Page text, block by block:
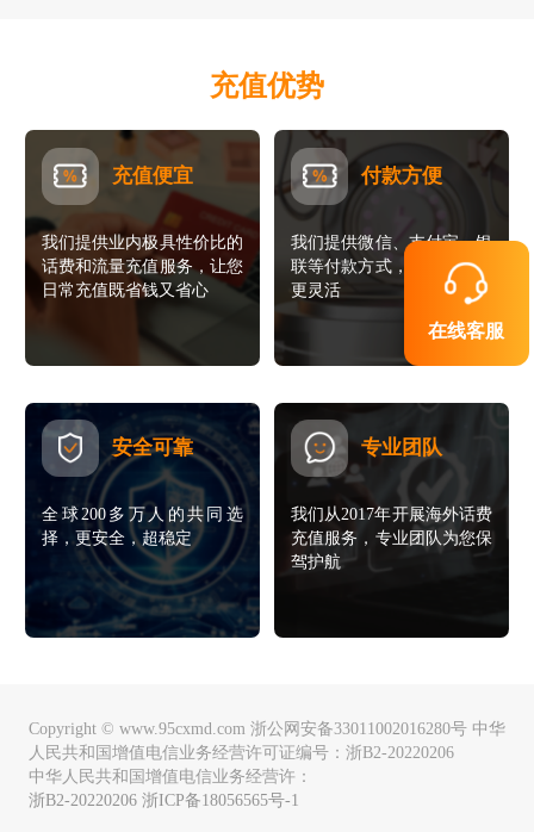
在线客服
充值优势
充值便宜
我们提供业内极具性价比的
话费和流量充值服务，让您
日常充值既省钱又省心
付款方便
我们提供微信、支付宝、银
联等付款方式，让您的支付
更灵活
安全可靠
全球200多万人的共同选
择，更安全，超稳定
专业团队
我们从2017年开展海外话费
充值服务，专业团队为您保
驾护航
Copyright © www.95cxmd.com 浙公网安备33011002016280号 中华
人民共和国增值电信业务经营许可证编号：浙B2-20220206
中华人民共和国增值电信业务经营许：
浙B2-20220206 浙ICP备18056565号-1